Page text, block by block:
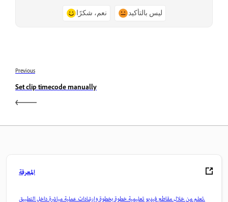
نعم، شكرًا ليس بالتأكيد
Previous
Set clip timecode manually
المعرفة
تعلم من خلال مقاطع فيديو تعليمية خطوة بخطوة وإرشادات عملية مباشرة داخل التطبيق.